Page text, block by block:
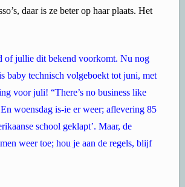
daar is ze beter op haar plaats. Het
of jullie dit bekend voorkomt. Nu nog
baby technisch volgeboekt tot juni, met
voor juli! “There’s no business like
woensdag is-ie er weer; aflevering 85
school geklapt’. Maar, de
weer toe; hou je aan de regels, blijf